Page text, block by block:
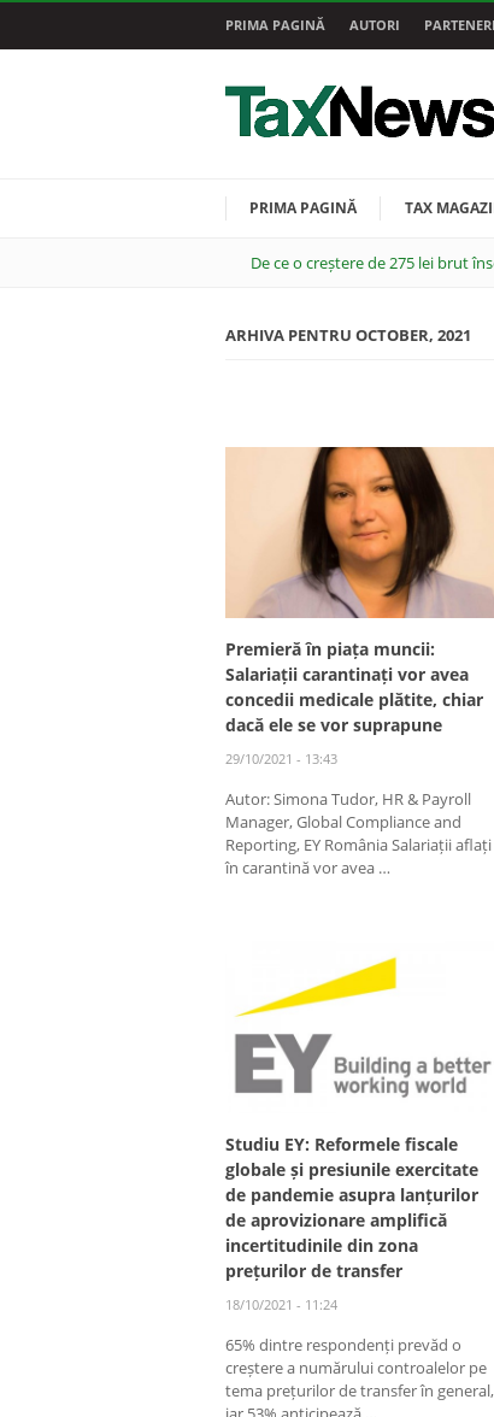
PRIMA PAGINĂ AUTORI PARTENERI
PRIMA PAGINĂ TAX
De ce o creștere de 275 lei brut
ARHIVA PENTRU OCTOBER, 2021
Premieră în piața muncii:
Salariații carantinați vor avea
concedii medicale plătite, chiar
dacă ele se vor suprapune
29/10/2021 - 13:43
Autor: Simona Tudor, HR & Payroll
Manager, Global Compliance and
Reporting, EY România Salariații aflați
în carantină vor avea …
Studiu EY: Reformele fiscale
globale și presiunile exercitate
de pandemie asupra lanțurilor
de aprovizionare amplifică
incertitudinile din zona
prețurilor de transfer
18/10/2021 - 11:24
65% dintre respondenți prevăd o
creștere a numărului controalelor pe
tema prețurilor de transfer în general,